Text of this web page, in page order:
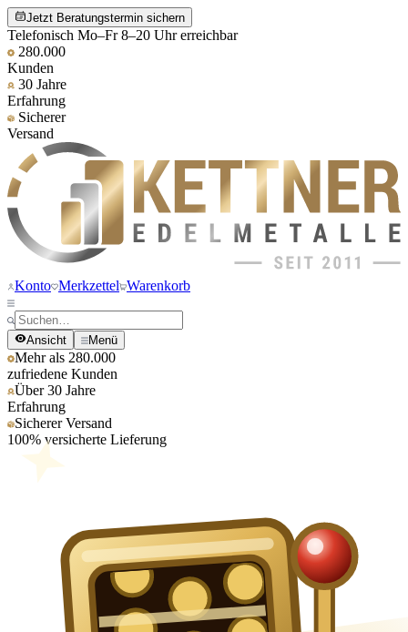
Jetzt Beratungstermin sichern
Telefonisch Mo–Fr 8–20 Uhr erreichbar
280.000
Kunden
30 Jahre
Erfahrung
Sicherer
Versand
Konto Merkzettel Warenkorb
Ansicht Menü
Mehr als 280.000
zufriedene Kunden
Über 30 Jahre
Erfahrung
Sicherer Versand
100% versicherte Lieferung